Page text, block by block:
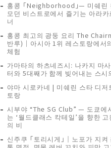
홍콩 「Neighborhood」— 미쉐린
모던 비스트로에서 즐기는 아라카
너
홍콩 최고의 광둥 요리 The
반루)｜아시아 1위 레스토랑에서
체험
가마타의 하츠네즈시: 나카지 마
터와 5대째가 함께 빚어내는 스시
야마 시로카네 | 미쉐린 스타 디저
토랑
시부야 “The SG Club” — 도쿄에
는 ‘월드클래스 칵테일’을 향한 고
의 비
신주쿠 「토리시게」｜노포가 지켜